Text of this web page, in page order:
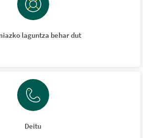
laguntza behar dut
Deitu